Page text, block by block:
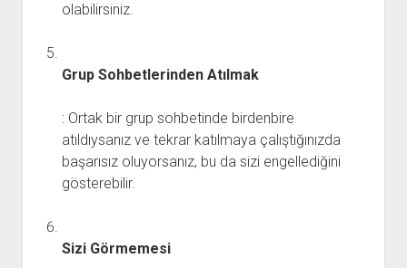
olabilirsiniz.
Grup Sohbetlerinden Atılmak
: Ortak bir grup sohbetinde birdenbire
atıldıysanız ve tekrar katılmaya çalıştığınızda
başarısız oluyorsanız, bu da sizi engellediğini
gösterebilir.
Sizi Görmemesi